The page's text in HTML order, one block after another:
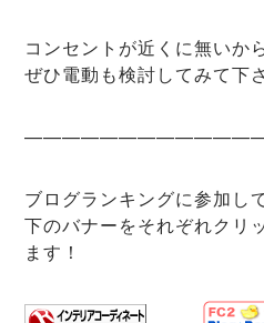
コンセントが近くに無いか
ぜひ電動も検討してみて下
ブログランキングに参加し
下のバナーをそれぞれクリ
ます！